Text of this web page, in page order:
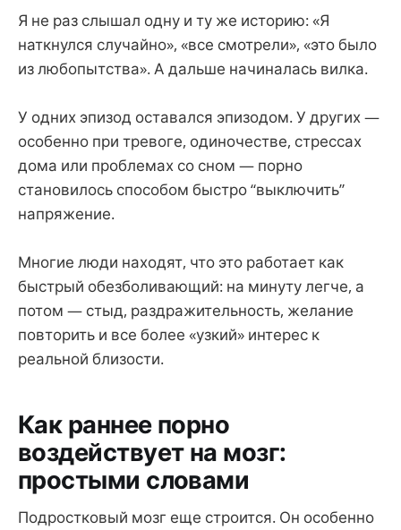
Я не раз слышал одну и ту же историю: «Я
наткнулся случайно», «все смотрели», «это было
из любопытства». А дальше начиналась вилка.
У одних эпизод оставался эпизодом. У других —
особенно при тревоге, одиночестве, стрессах
дома или проблемах со сном — порно
становилось способом быстро “выключить”
напряжение.
Многие люди находят, что это работает как
быстрый обезболивающий: на минуту легче, а
потом — стыд, раздражительность, желание
повторить и все более «узкий» интерес к
реальной близости.
Как раннее порно
воздействует на мозг:
простыми словами
Подростковый мозг еще строится. Он особенно